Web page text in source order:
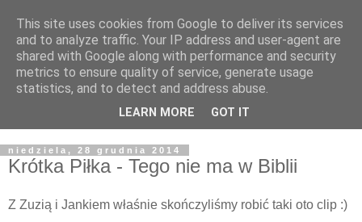
Żyjąc wiarą w REALNYM
świecie
Blog pastora Pawła Bartosika
niedziela, 28 grudnia 2014
Krótka Piłka - Tego nie ma w Biblii
Z Zuzią i Jankiem właśnie skończyliśmy robić taki oto clip :)
This site uses cookies from Google to deliver its services
and to analyze traffic. Your IP address and user-agent are
shared with Google along with performance and security
metrics to ensure quality of service, generate usage
statistics, and to detect and address abuse.
LEARN MORE GOT IT